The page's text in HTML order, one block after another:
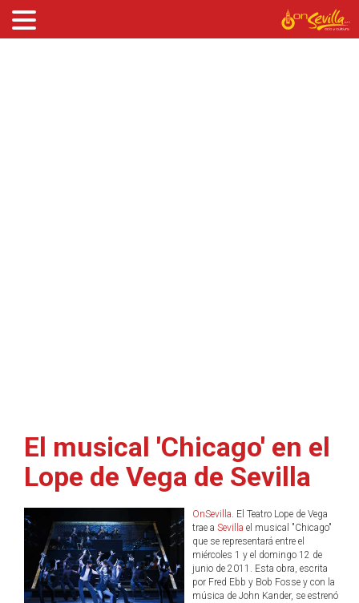
El musical 'Chicago' en el
Lope de Vega de Sevilla
OnSevilla. El Teatro Lope de Vega
trae a Sevilla el musical "Chicago"
que se representará entre el
miércoles 1 y el domingo 12 de
junio de 2011. Esta obra, escrita
por Fred Ebb y Bob Fosse y con la
música de John Kander, se estrenó